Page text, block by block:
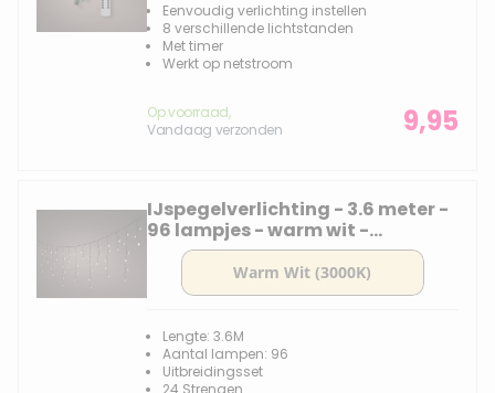
Eenvoudig verlichting instellen
8 verschillende lichtstanden
Met timer
Werkt op netstroom
Op voorraad,
Vandaag verzonden
9,95
IJspegelverlichting - 3.6 meter -
96 lampjes - warm wit -
Uitbreidingsset
Lengte: 3.6M
Aantal lampen: 96
Uitbreidingsset
24 Strengen